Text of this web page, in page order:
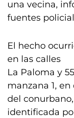
una vecina,
fuentes
El hecho
en las calles
La Paloma y
manzana 1,
del
identificada